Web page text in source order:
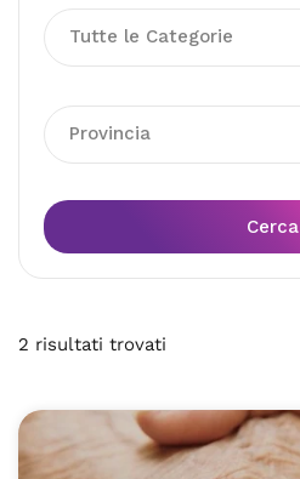
Tutte le Categorie
Provincia
Cerca
2 risultati trovati